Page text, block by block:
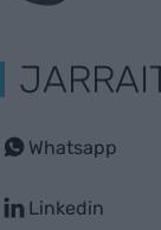
Whatsapp
Linkedin